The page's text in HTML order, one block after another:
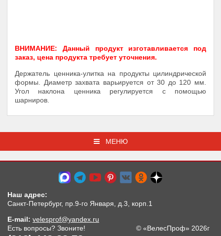
ВНИМАНИЕ: Данный продукт изготавливается под
заказ, цена продукта требует уточнения.
Держатель ценника-улитка на продукты цилиндрической
формы. Диаметр захвата варьируется от 30 до 120 мм.
Угол наклона ценника регулируется с помощью
шарниров.
МЕНЮ
Наш адрес:
Санкт-Петербург, пр.9-го Января, д.3, корп.1
E-mail: velesprof@yandex.ru
Есть вопросы? Звоните!
© «ВелесПроф» 2026г